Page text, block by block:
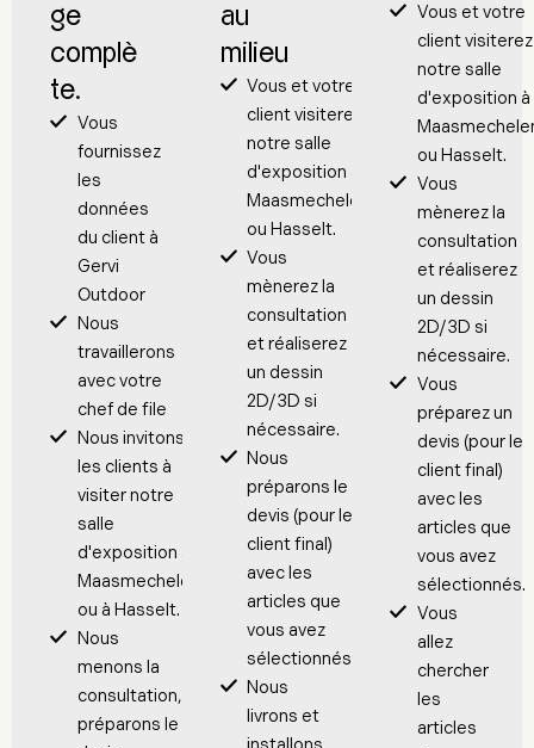
ge
complè
te.
Vous
fournissez
les
données
du client à
Gervi
Outdoor
Nous
travaillerons
avec votre
chef de file
Nous invitons
les clients à
visiter notre
salle
d'exposition à
Maasmechelen
ou à Hasselt.
Nous
menons la
consultation,
préparons le
au
milieu
Vous et votre
client visiterez
notre salle
d'exposition à
Maasmechelen
ou Hasselt.
Vous
mènerez la
consultation
et réaliserez
un dessin
2D/3D si
nécessaire.
Nous
préparons le
devis (pour le
client final)
avec les
articles que
vous avez
sélectionnés.
Nous
livrons et
Vous et votre
client visiterez
notre salle
d'exposition à
ou Hasselt.
Vous
mènerez la
consultation
et réaliserez
un dessin
2D/3D si
nécessaire.
Vous
préparez un
devis (pour le
client final)
avec les
articles que
vous avez
sélectionnés.
Vous
allez
chercher
les
articles